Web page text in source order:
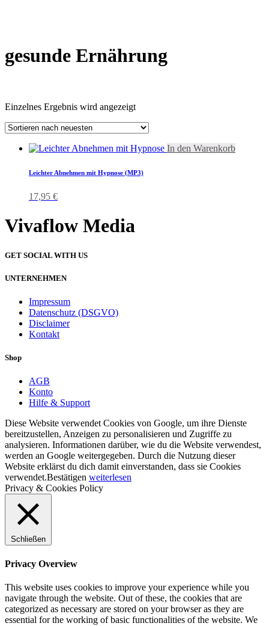
gesunde Ernährung
Einzelnes Ergebnis wird angezeigt
In den Warenkorb
Leichter Abnehmen mit Hypnose (MP3)
17,95 €
Vivaflow Media
GET SOCIAL WITH US
UNTERNEHMEN
Impressum
Datenschutz (DSGVO)
Disclaimer
Kontakt
Shop
AGB
Konto
Hilfe & Support
Diese Website verwendet Cookies von Google, um ihre Dienste
bereitzustellen, Anzeigen zu personalisieren und Zugriffe zu
analysieren. Informationen darüber, wie du die Website verwendest,
werden an Google weitergegeben. Durch die Nutzung dieser
Website erklärst du dich damit einverstanden, dass sie Cookies
verwendet.Bestätigen weiterlesen
Privacy & Cookies Policy
Schließen
Privacy Overview
This website uses cookies to improve your experience while you
navigate through the website. Out of these, the cookies that are
categorized as necessary are stored on your browser as they are
essential for the working of basic functionalities of the website. We